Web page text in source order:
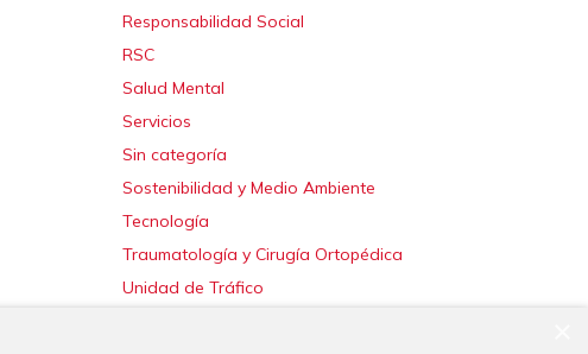
Responsabilidad Social
RSC
Salud Mental
Servicios
Sin categoría
Sostenibilidad y Medio Ambiente
Tecnología
Traumatología y Cirugía Ortopédica
Unidad de Tráfico